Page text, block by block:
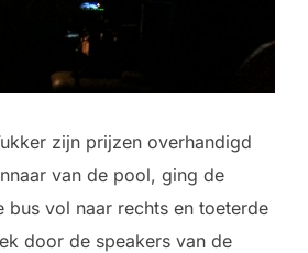
zijn prijzen overhandigd
van de pool, ging de
bus vol naar rechts en toeterde
door de speakers van de